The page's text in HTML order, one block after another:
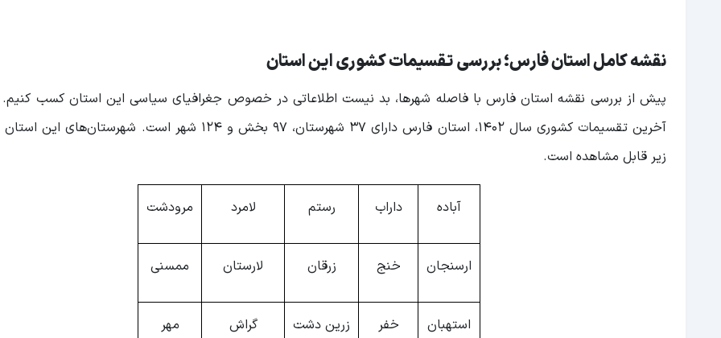
نقشه کامل استان فارس؛ بررسی تقسیمات کشوری این استان
پیش از بررسی نقشه استان فارس با فاصله شهرها، بد نیست اطلاعاتی در خصوص جغرافیای سیاسی این استان کسب
آخرین تقسیمات کشوری سال 1402، استان فارس دارای 37 شهرستان، 97 بخش و 124 شهر است.
زیر قابل مشاهده است.
آباده داراب رستم لامرد مرودشت
ارسنجان خنج زرقان لارستان ممسنی
استهبان خفر زرین دشت گراش مهر